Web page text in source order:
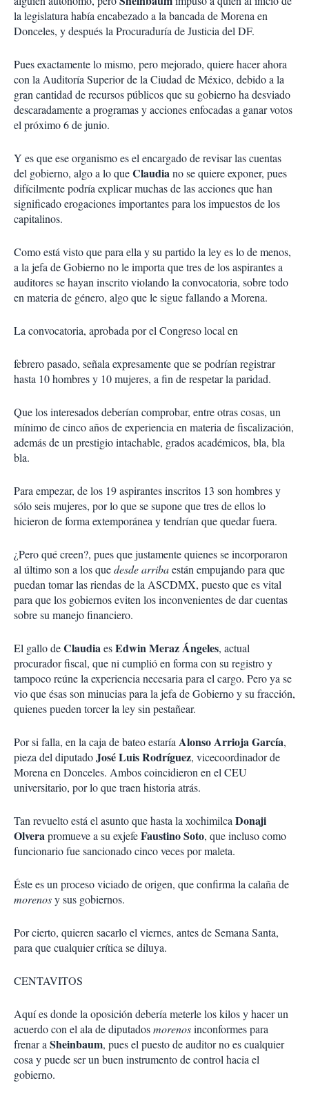
la legislatura había encabezado a la bancada de Morena en
Donceles, y después la Procuraduría de Justicia del DF.
Pues exactamente lo mismo, pero mejorado, quiere hacer ahora
con la Auditoría Superior de la Ciudad de México, debido a la
gran cantidad de recursos públicos que su gobierno ha desviado
descaradamente a programas y acciones enfocadas a ganar votos
el próximo 6 de junio.
Y es que ese organismo es el encargado de revisar las cuentas
del gobierno, algo a lo queClaudiano se quiere exponer, pues
difícilmente podría explicar muchas de las acciones que han
significado erogaciones importantes para los impuestos de los
capitalinos.
Como está visto que para ella y su partido la ley es lo de menos,
a la jefa de Gobierno no le importa que tres de los aspirantes a
auditores se hayan inscrito violando la convocatoria, sobre todo
en materia de género, algo que le sigue fallando a Morena.
La convocatoria, aprobada por el Congreso local en
febrero pasado, señala expresamente que se podrían registrar
hasta 10 hombres y 10 mujeres, a fin de respetar la paridad.
Que los interesados deberían comprobar, entre otras cosas, un
mínimo de cinco años de experiencia en materia de fiscalización,
además de un prestigio intachable, grados académicos, bla, bla
bla.
Para empezar, de los 19 aspirantes inscritos 13 son hombres y
sólo seis mujeres, por lo que se supone que tres de ellos lo
hicieron de forma extemporánea y tendrían que quedar fuera.
¿Pero qué creen?, pues que justamente quienes se incorporaron
al último son a los quedesde arribaestán empujando para que
puedan tomar las riendas de la ASCDMX, puesto que es vital
para que los gobiernos eviten los inconvenientes de dar cuentas
sobre su manejo financiero.
El gallo deClaudiaesEdwin Meraz Ángeles, actual
procurador fiscal, que ni cumplió en forma con su registro y
tampoco reúne la experiencia necesaria para el cargo. Pero ya se
vio que ésas son minucias para la jefa de Gobierno y su fracción,
quienes pueden torcer la ley sin pestañear.
Por si falla, en la caja de bateo estaría Alonso Arrioja García,
pieza del diputadoJosé Luis Rodríguez, vicecoordinador de
Morena en Donceles. Ambos coincidieron en el CEU
universitario, por lo que traen historia atrás.
Tan revuelto está el asunto que hasta la xochimilca Donaji
Olverapromueve a su exjefeFaustino Soto, que incluso como
funcionario fue sancionado cinco veces por maleta.
Éste es un proceso viciado de origen, que confirma la calaña de
morenosy sus gobiernos.
Por cierto, quieren sacarlo el viernes, antes de Semana Santa,
para que cualquier crítica se diluya.
CENTAVITOS
Aquí es donde la oposición debería meterle los kilos y hacer un
acuerdo con el ala de diputadosmorenosinconformes para
frenar a Sheinbaum, pues el puesto de auditor no es cualquier
cosa y puede ser un buen instrumento de control hacia el
gobierno.